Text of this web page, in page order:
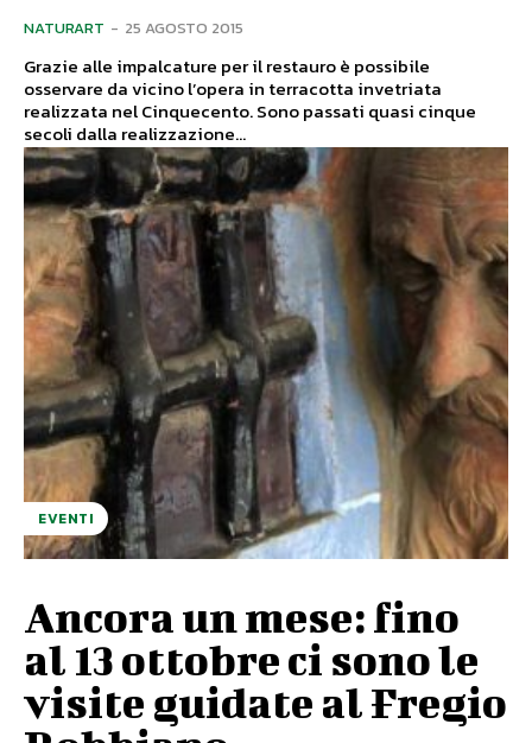
NATURART - 25 AGOSTO 2015
Grazie alle impalcature per il restauro è possibile
osservare da vicino l’opera in terracotta invetriata
realizzata nel Cinquecento. Sono passati quasi cinque
secoli dalla realizzazione...
EVENTI
Ancora un mese: fino
al 13 ottobre ci sono le
visite guidate al Fregio